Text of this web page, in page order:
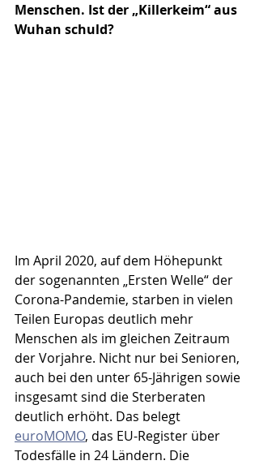
Menschen. Ist der „Killerkeim“ aus
Wuhan schuld?
Im April 2020, auf dem Höhepunkt
der sogenannten „Ersten Welle“ der
Corona-Pandemie, starben in vielen
Teilen Europas deutlich mehr
Menschen als im gleichen Zeitraum
der Vorjahre. Nicht nur bei Senioren,
auch bei den unter 65-Jährigen sowie
insgesamt sind die Sterberaten
deutlich erhöht. Das belegt
euroMOMO, das EU-Register über
Todesfälle in 24 Ländern. Die